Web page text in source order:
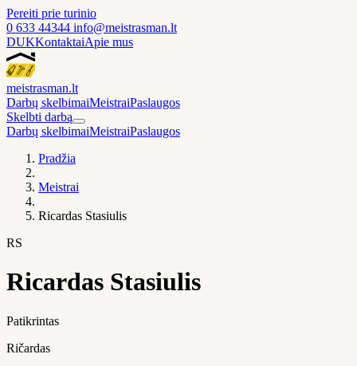
Pereiti prie turinio
0 633 44344 info@meistrasman.lt
DUKKontaktaiApie mus
meistrasman.lt
Darbų skelbimaiMeistraiPaslaugos
Skelbti darbą
Darbų skelbimaiMeistraiPaslaugos
Pradžia
Meistrai
Ricardas Stasiulis
RS
Ricardas Stasiulis
Patikrintas
Ričardas